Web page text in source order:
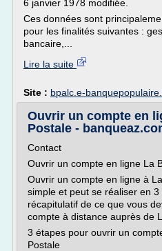
6 janvier 1978 modifiée.
Ces données sont
pour les finalités suivantes :
bancaire,...
Lire la suite
Site : bpalc.e-
Ouvrir un compte en
Postale -
Contact
Ouvrir un compte en ligne La
Ouvrir un compte en ligne à
simple et peut se réaliser en 3
récapitulatif de ce que vous
compte à distance auprès de
3 étapes pour ouvrir un
Postale